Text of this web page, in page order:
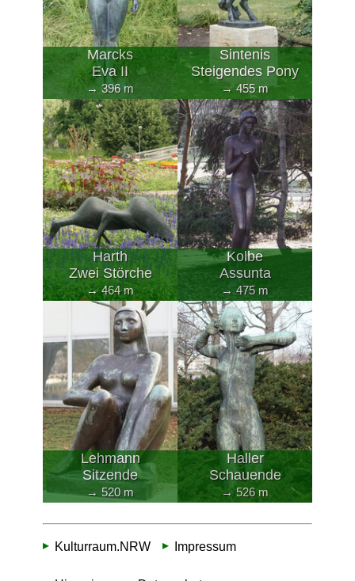
Marcks
Eva II
→ 396 m
Sintenis
Steigendes Pony
→ 455 m
Harth
Zwei Störche
→ 464 m
Kolbe
Assunta
→ 475 m
Lehmann
Sitzende
→ 520 m
Haller
Schauende
→ 526 m
Kulturraum.NRW Impressum